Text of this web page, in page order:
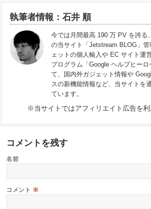
執筆者情報：石井 順
今では月間最高 190 万 PV を誇る
の当サイト「Jetstream BLOG」
ェットの個人輸入や EC サイト運
プログラム「Google ヘルプヒー
て、国内外ガジェット情報や
スの新機能情報など、当サイトを
ています。
※当サイトではアフィリエイト広告を
コメントを残す
名前
コメント ※